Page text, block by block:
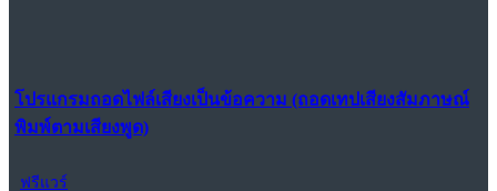
โปรแกรมถอดไฟล์เสียงเป็นข้อความ (ถอดเทปเสียงสัมภาษณ์
พิมพ์ตามเสียงพูด)
ฟรีแวร์